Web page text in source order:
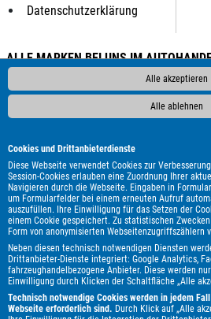
Alle akzeptieren
Alle ablehnen
Cookies und Drittanbieterdienste
Diese Webseite verwendet Cookies zur
Session-Cookies erlauben eine Zuordnung Ihrer
Navigieren durch die Webseite. Eingaben in
um Formularfelder bei einem erneuten Aufruf
auszufüllen. Ihre Einwilligung für das Setzen der
einem Cookie gespeichert. Zu statistischen
Form von anonymisierten Webseitenzugriffszählern
Neben diesen technisch notwendigen Diensten
Drittanbieter-Dienste integriert: Google Analytics,
fahrzeughandelbezogene Anbieter. Diese werden
Einwilligung durch Klicken der Schaltfläche „Alle
Technisch notwendige Cookies werden in jedem
Webseite erforderlich sind. Durch Klick auf „Alle
Datenschutzerklärung
ALLE MARKEN BEI UNS IM
Als Autohändler bieten wir Ihnen in
Gebrauchtwagen, Jahreswagen und
Automarken an:
ALPINA Abarth Aixam
Borgward
Bürstner Cadillac
Citroën
Cupra DAF DFSK DS
Etrusco
Fiat Ford GWM
Itineo
Iveco Jaguar Jeep KGM
Land Rover
Lexus MAN MF MG
Maserati
Maxus Mazda
Mooveo
Nissan Opel Ora
Renault
Royal Alloy Seat